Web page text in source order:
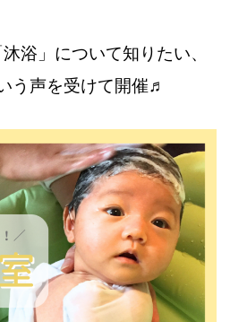
浴」について知りたい、
う声を受けて開催♬